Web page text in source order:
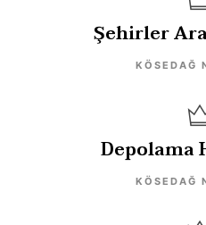
Şehirler
KÖSEDAĞ
Depolama
KÖSEDAĞ